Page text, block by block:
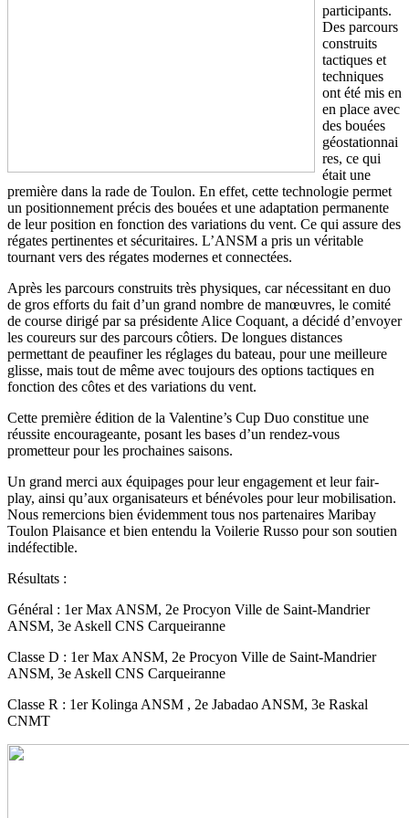
participants.
Des parcours
construits
tactiques et
techniques
ont été mis en
en place avec
des bouées
géostationnai
res, ce qui
était une
première dans la rade de Toulon. En effet, cette technologie permet
un positionnement précis des bouées et une adaptation permanente
de leur position en fonction des variations du vent. Ce qui assure des
régates pertinentes et sécuritaires. L’ANSM a pris un véritable
tournant vers des régates modernes et connectées.
Après les parcours construits très physiques, car nécessitant en duo
de gros efforts du fait d’un grand nombre de manœuvres, le comité
de course dirigé par sa présidente Alice Coquant, a décidé d’envoyer
les coureurs sur des parcours côtiers. De longues distances
permettant de peaufiner les réglages du bateau, pour une meilleure
glisse, mais tout de même avec toujours des options tactiques en
fonction des côtes et des variations du vent.
Cette première édition de la Valentine’s Cup Duo constitue une
réussite encourageante, posant les bases d’un rendez-vous
prometteur pour les prochaines saisons.
Un grand merci aux équipages pour leur engagement et leur fair-
play, ainsi qu’aux organisateurs et bénévoles pour leur mobilisation.
Nous remercions bien évidemment tous nos partenaires Maribay
Toulon Plaisance et bien entendu la Voilerie Russo pour son soutien
indéfectible.
Résultats :
Général : 1er Max ANSM, 2e Procyon Ville de Saint-Mandrier
ANSM, 3e Askell CNS Carqueiranne
Classe D : 1er Max ANSM, 2e Procyon Ville de Saint-Mandrier
ANSM, 3e Askell CNS Carqueiranne
Classe R : 1er Kolinga ANSM , 2e Jabadao ANSM, 3e Raskal
CNMT